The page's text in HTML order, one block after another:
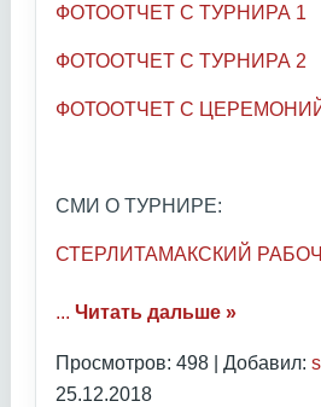
ФОТООТЧЕТ С ТУРНИРА 1
ФОТООТЧЕТ С ТУРНИРА 2
ФОТООТЧЕТ С
СМИ О ТУРНИРЕ:
СТЕРЛИТАМАКСКИЙ
... Читать дальше »
Просмотров: 498 | Добавил:
25.12.2018